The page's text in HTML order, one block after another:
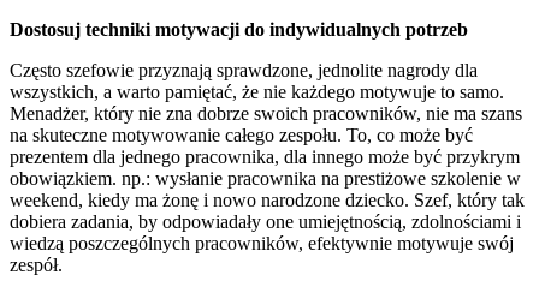
Dostosuj techniki motywacji do indywidualnych potrzeb
Często szefowie przyznają sprawdzone, jednolite nagrody dla
wszystkich, a warto pamiętać, że nie każdego motywuje to samo.
Menadżer, który nie zna dobrze swoich pracowników, nie ma szans
na skuteczne motywowanie całego zespołu. To, co może być
prezentem dla jednego pracownika, dla innego może być przykrym
obowiązkiem. np.: wysłanie pracownika na prestiżowe szkolenie w
weekend, kiedy ma żonę i nowo narodzone dziecko. Szef, który tak
dobiera zadania, by odpowiadały one umiejętnością, zdolnościami i
wiedzą poszczególnych pracowników, efektywnie motywuje swój
zespół.